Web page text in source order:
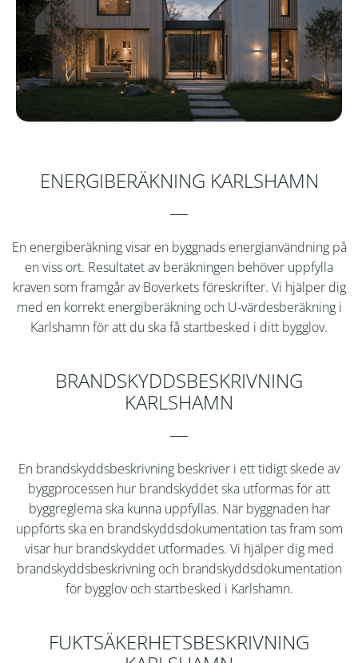
ENERGIBERÄKNING KARLSHAMN
En energiberäkning visar en byggnads energianvändning på
en viss ort. Resultatet av beräkningen behöver uppfylla
kraven som framgår av Boverkets föreskrifter. Vi hjälper dig
med en korrekt energiberäkning och U-värdesberäkning i
Karlshamn för att du ska få startbesked i ditt bygglov.
BRANDSKYDDSBESKRIVNING
KARLSHAMN
En brandskyddsbeskrivning beskriver i ett tidigt skede av
byggprocessen hur brandskyddet ska utformas för att
byggreglerna ska kunna uppfyllas. När byggnaden har
uppförts ska en brandskyddsdokumentation tas fram som
visar hur brandskyddet utformades. Vi hjälper dig med
brandskyddsbeskrivning och brandskyddsdokumentation
för bygglov och startbesked i Karlshamn.
FUKTSÄKERHETSBESKRIVNING